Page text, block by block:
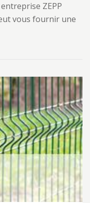
ZEPP
vous fournir une